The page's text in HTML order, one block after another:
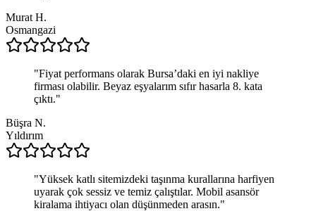
Murat H.
Osmangazi
"Fiyat performans olarak Bursa’daki en iyi nakliye
firması olabilir. Beyaz eşyalarım sıfır hasarla 8. kata
çıktı."
Büşra N.
Yıldırım
"Yüksek katlı sitemizdeki taşınma kurallarına harfiyen
uyarak çok sessiz ve temiz çalıştılar. Mobil asansör
kiralama ihtiyacı olan düşünmeden arasın."